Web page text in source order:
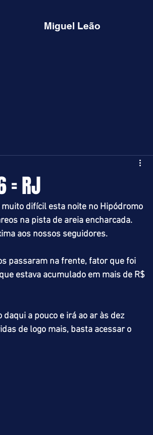
Miguel Leão
= RJ
difícil esta noite no Hipódromo
na pista de areia encharcada.
aos nossos seguidores.
passaram na frente, fator que foi
estava acumulado em mais de R$
daqui a pouco e irá ao ar às dez
de logo mais, basta acessar o